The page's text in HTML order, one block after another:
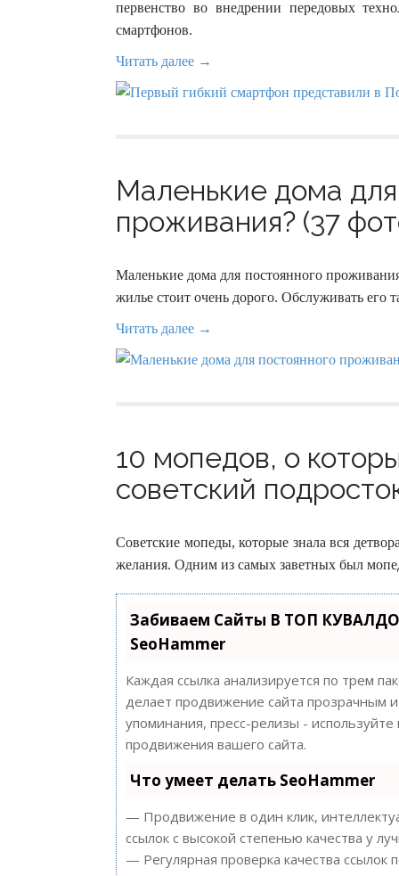
первенство во внедрении передовых
смартфонов.
Читать далее →
Маленькие дома
проживания? (37
Маленькие дома для постоянного
жилье стоит очень дорого. Обслуживать его
Читать далее →
10 мопедов, о
советский
Советские мопеды, которые знала вся
желания. Одним из самых заветных был
Забиваем Сайты В ТОП
SeoHammer
Каждая ссылка анализируется по трем
делает продвижение сайта прозрачным
упоминания, пресс-релизы -
продвижения вашего сайта.
Что умеет делать SeoHammer
— Продвижение в один клик,
ссылок с высокой степенью качества у
— Регулярная проверка качества